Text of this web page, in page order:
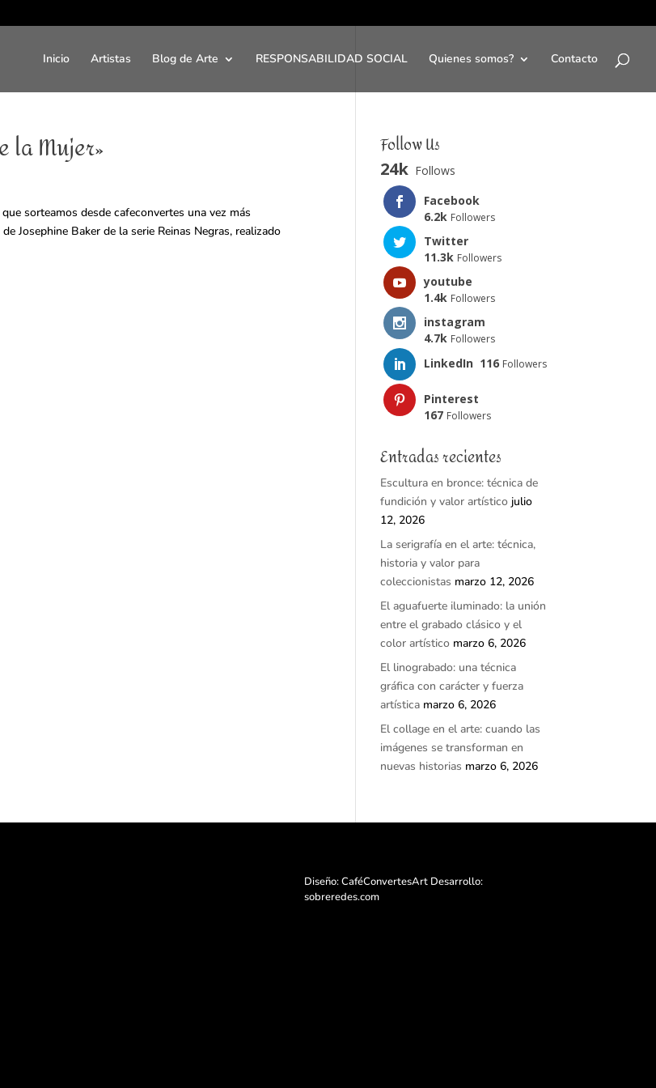
Inicio Artistas Blog de Arte RESPONSABILIDAD SOCIAL Quienes somos? Contacto
la Mujer»
sorteamos desde cafeconvertes una vez más
Josephine Baker de la serie Reinas Negras, realizado
Follow Us
24k Follows
Facebook
6.2k Followers
Twitter
11.3k Followers
youtube
1.4k Followers
instagram
4.7k Followers
LinkedIn 116 Followers
Pinterest
167 Followers
Entradas recientes
Escultura en bronce: técnica de
fundición y valor artístico julio
12, 2026
La serigrafía en el arte: técnica,
historia y valor para
coleccionistas marzo 12, 2026
El aguafuerte iluminado: la unión
entre el grabado clásico y el
color artístico marzo 6, 2026
El linograbado: una técnica
gráfica con carácter y fuerza
artística marzo 6, 2026
El collage en el arte: cuando las
imágenes se transforman en
nuevas historias marzo 6, 2026
Diseño: CaféConvertesArt Desarrollo:
sobreredes.com